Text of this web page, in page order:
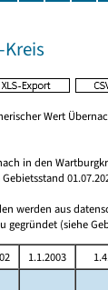
Wert
in den
werden aus
gegründet (siehe
1.1.2003